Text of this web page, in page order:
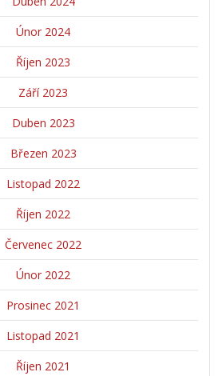
Únor 2024
Říjen 2023
Září 2023
Duben 2023
Březen 2023
Listopad 2022
Říjen 2022
Červenec 2022
Únor 2022
Prosinec 2021
Listopad 2021
Říjen 2021